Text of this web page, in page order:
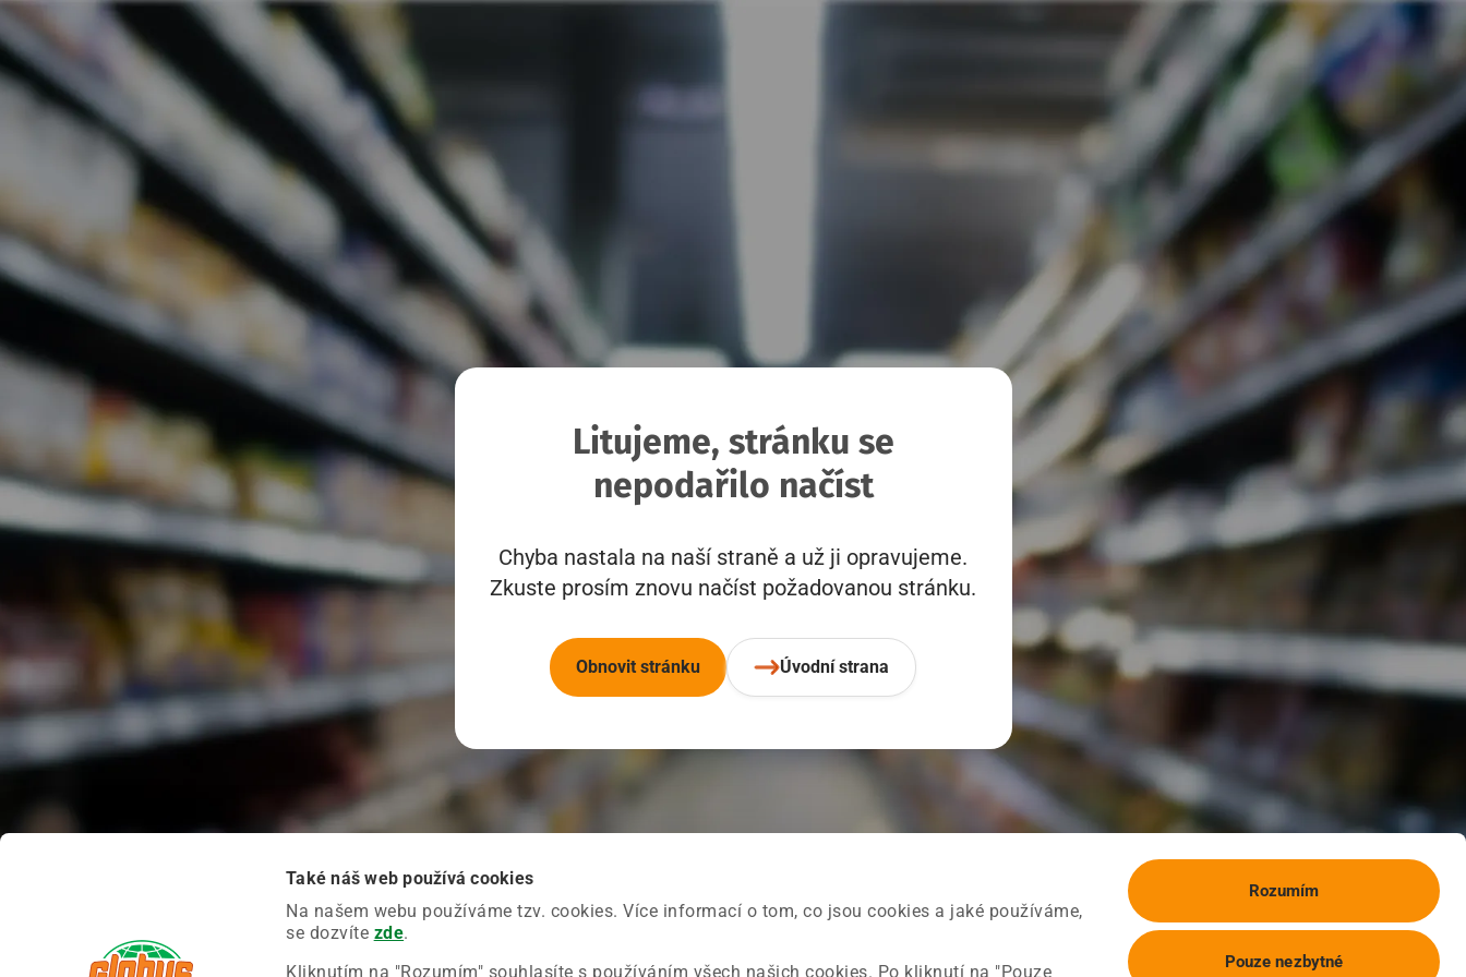
Také náš web používá cookies
Na našem webu používáme tzv. cookies. Více informací o tom, co jsou cookies a jaké používáme,
se dozvíte zde.
Kliknutím na "Rozumím" souhlasíte s používáním všech našich cookies. Po kliknutí na "Pouze
Rozumím
Pouze nezbytné
Litujeme, stránku se
nepodařilo načíst
Chyba nastala na naší straně a už ji opravujeme.
Zkuste prosím znovu načíst požadovanou stránku.
Obnovit stránku Úvodní strana